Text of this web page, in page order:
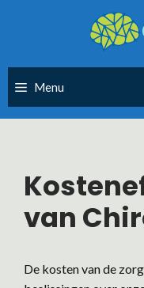
Menu
van
De kosten van de